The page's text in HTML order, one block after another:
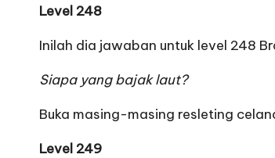
Level 248
Inilah dia jawaban untuk level 248
Siapa yang bajak laut?
Buka masing-masing resleting
Level 249